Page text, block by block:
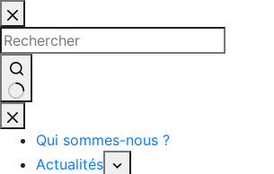
Qui sommes-nous ?
Actualités